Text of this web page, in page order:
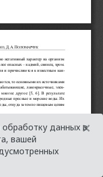
обработку данных в
вашей
×